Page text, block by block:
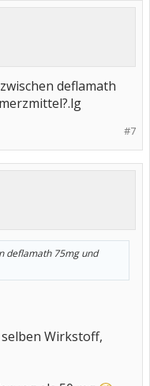
deflamath
#7
deflamath 75mg und
Wirkstoff,